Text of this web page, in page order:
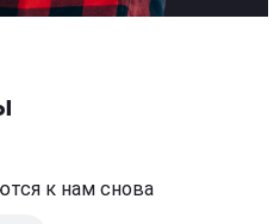
к нам снова